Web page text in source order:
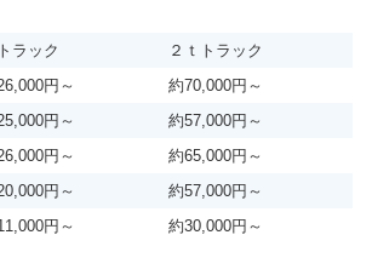
ラック
２ｔトラック
円～
約70,000円～
円～
約57,000円～
円～
約65,000円～
円～
約57,000円～
円～ 約30,000円～